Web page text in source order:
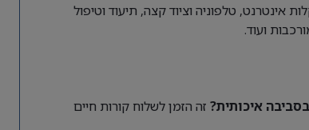
אינטרנט, טלפוניה וציוד קצה, תיעוד וטיפול
איכותית? זה הזמן לשלוח קורות חיים